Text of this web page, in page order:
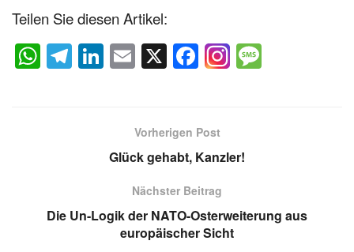
Teilen Sie diesen Artikel:
W
h
p
T
el
Li
n
dI
E
m
X F
a
e
b
o
o
k
Vorherigen Post
Glück gehabt, Kanzler!
Nächster Beitrag
Die Un-Logik der NATO-Osterweiterung aus
europäischer Sicht